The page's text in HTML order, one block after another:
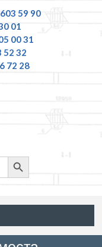
59 90
01
00 31
52 32
72 28
Search
Button